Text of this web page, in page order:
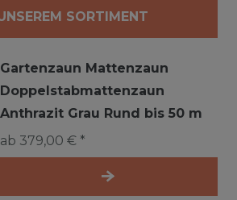
SORTIMENT
Gartenzaun Mattenzaun
Doppelstabmattenzaun
Anthrazit Grau Rund bis 50 m
ab 379,00 € *